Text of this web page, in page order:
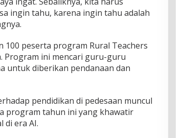
ingin tahu, karena ingin tahu adalah
100 peserta program Rural Teachers
Program ini mencari guru-guru
untuk diberikan pendanaan dan
pendidikan di pedesaan muncul
program tahun ini yang khawatir
di era AI.